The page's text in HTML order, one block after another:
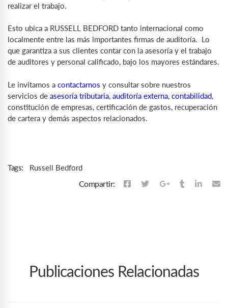
realizar el trabajo.
Esto ubica a RUSSELL BEDFORD tanto internacional como
localmente entre las más importantes firmas de auditoría. Lo
que garantiza a sus clientes contar con la asesoría y el trabajo
de auditores y personal calificado, bajo los mayores estándares.
Le invitamos a contactarnos y consultar sobre nuestros
servicios de asesoría tributaria, auditoría externa, contabilidad,
constitución de empresas, certificación de gastos, recuperación
de cartera y demás aspectos relacionados.
Tags: Russell Bedford
Compartir:
Publicaciones Relacionadas